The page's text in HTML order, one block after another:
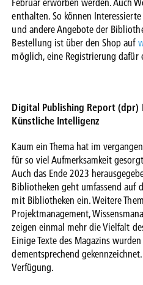
enthalten. So können
und andere Angebote der
Bestellung ist über den Shop auf
möglich, eine Registrierung dafür
Digital Publishing Report (dpr)
Künstliche Intelligenz
Kaum ein Thema hat im
für so viel Aufmerksamkeit
Auch das Ende 2023
Bibliotheken geht umfassend auf
mit Bibliotheken ein. Weitere
Projektmanagement,
zeigen einmal mehr die Vielfalt
Einige Texte des Magazins
dementsprechend
Verfügung.